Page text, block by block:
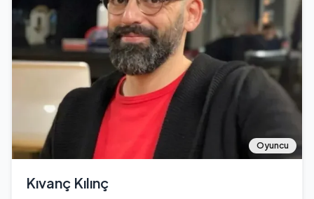
dönemlerinde genellikle yan rollerde boy gösterdi. Ancak,
yeteneği ve karizması sayesinde kısa süre içinde başrol
oyuncusu olarak tanınmaya başladı. 1970'li yıllar, onun
kariyerinde önemli bir dönüm noktası oldu; bu dönemde
komedi filmleri ile adından söz ettiren sanatçı, Ayhan Işık,
Sadri Alışık ve Zeki Müren gibi dev isimlerle uyumlu bir
şekilde çalıştı. Mine Mutlu, 1969 yılında 'Ala Geyik' adlı
filmde Cüneyt Arkın ile birlikte başrolü paylaşarak sinema
tarihine bir imza attı. 1970’lerin erotik komedi furyasında
yer alarak birçok filmin vazgeçilmez yüzü haline geldi.
1974 yılında, Türk sinemasının efsane isimlerinden Kemal
Sunal ile 'Köyden İndim Şehire' filminde birlikte sahne aldı.
1980 yılında ise, Bülent Ersoy ile 'Beddua' filminde başrolü
Oyuncu
Kıvanç Kılınç